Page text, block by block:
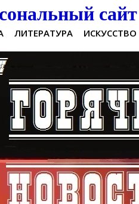
ЛИТЕРАТУРА ИСКУССТВО